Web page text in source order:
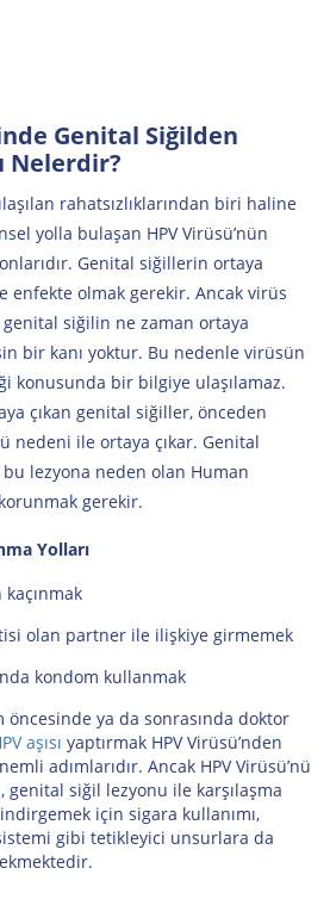
Genital Siğilden
Nelerdir?
rahatsızlıklarından biri haline
yolla bulaşan HPV Virüsü’nün
Genital siğillerin ortaya
enfekte olmak gerekir. Ancak virüs
siğilin ne zaman ortaya
bir kanı yoktur. Bu nedenle virüsün
konusunda bir bilgiye ulaşılamaz.
çıkan genital siğiller, önceden
nedeni ile ortaya çıkar. Genital
lezyona neden olan Human
gerekir.
Yolları
olan partner ile ilişkiye girmemek
kondom kullanmak
öncesinde ya da sonrasında doktor
aşısı yaptırmak HPV Virüsü’nden
adımlarıdır. Ancak HPV Virüsü’nü
genital siğil lezyonu ile karşılaşma
için sigara kullanımı,
sistemi gibi tetikleyici unsurlara da